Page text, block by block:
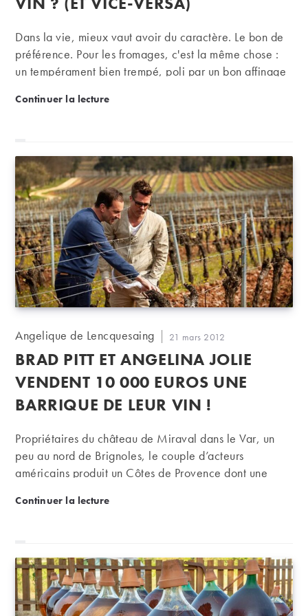
Dans la vie, mieux vaut avoir du caractère. Le bon de
préférence. Pour les fromages, c'est la même chose :
un tempérament bien trempé, poli par un bon affinage
gastronomes. Or avec leur goût puissant, leur croûte
fromages – au lait cru, cela va de soi - peuvent
prendre le pas sur le vin et le faire passer à l'as, voire
le détruire complètement.
Continuer la lectureAccords : les fromages de caractère supportent-ils
Auteur/autrice
la
publication :
Angelique de Lencquesaing
Publication
publiée :
21 mars 2012
BRAD PITT ET ANGELINA JOLIE
VENDENT 10 000 EUROS UNE
BARRIQUE DE LEUR VIN !
Propriétaires du château de Miraval dans le Var, un
peu au nord de Brignoles, le couple d’acteurs
américains produit un Côtes de Provence dont une
Continuer la lectureBrad Pitt et Angelina Jolie vendent 10 000 euros